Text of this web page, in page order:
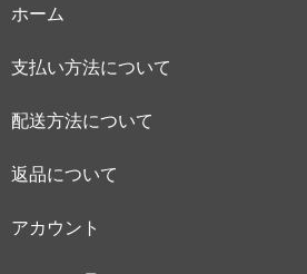
ホーム
支払い方法について
配送方法について
返品について
アカウント